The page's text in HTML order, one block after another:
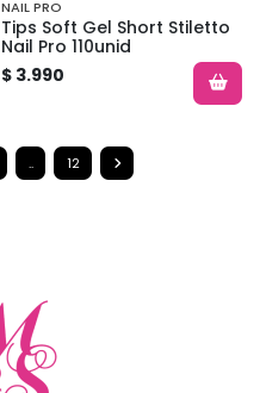
NAIL PRO
Tips Soft Gel Short Stiletto
Nail Pro 110unid
$ 3.990
.. 12